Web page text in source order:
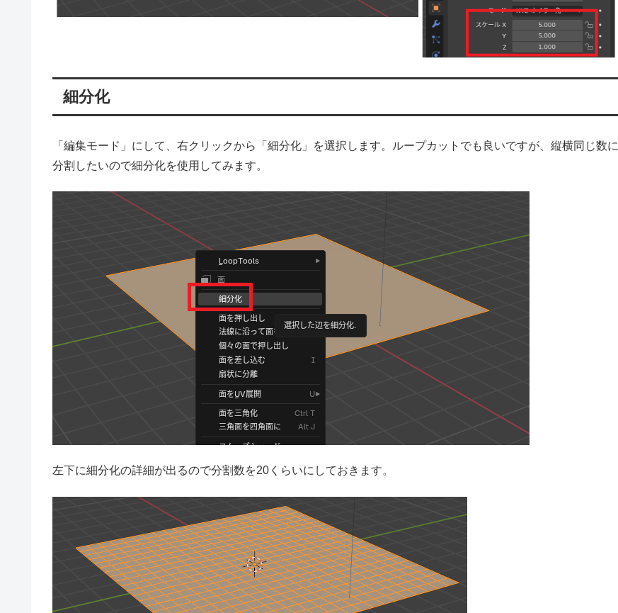
細分化
「編集モード」にして、右クリックから「細分化」を選択します。ループカットでも良いですが、縦横同じ数に
分割したいので細分化を使用してみます。
左下に細分化の詳細が出るので分割数を20くらいにしておきます。